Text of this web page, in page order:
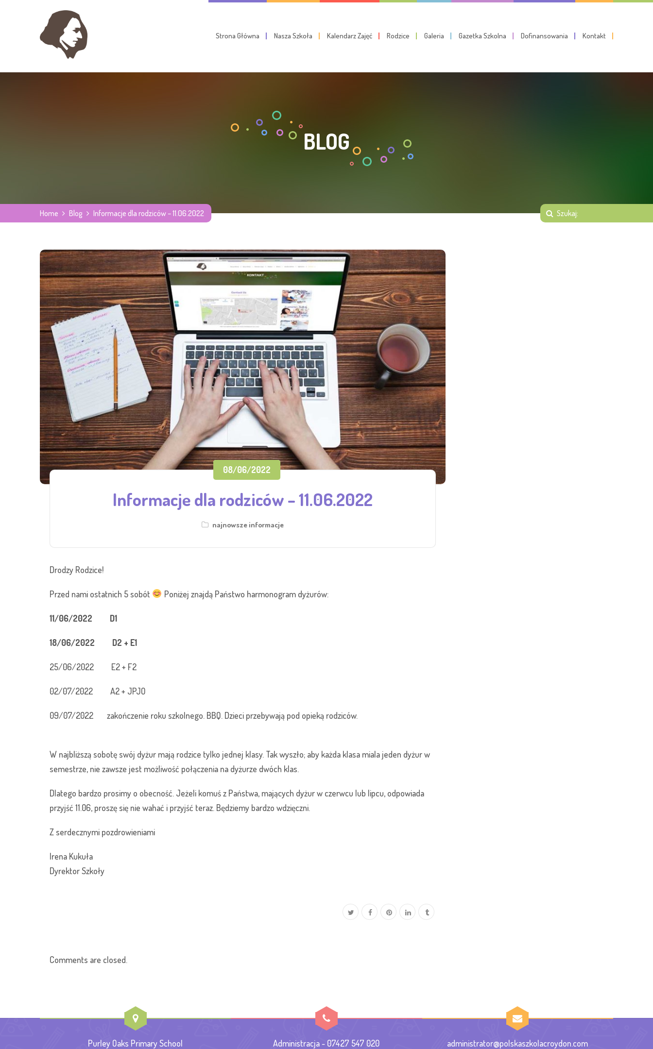
Strona Główna Nasza Szkoła Kalendarz Zajęć Rodzice Galeria Gazetka Szkolna Dofinansowania Kontakt
BLOG
Home Blog Informacje dla rodziców – 11.06.2022
08/06/2022
Informacje dla rodziców – 11.06.2022
najnowsze informacje
Drodzy Rodzice!
Przed nami ostatnich 5 sobót Poniżej znajdą Państwo harmonogram dyżurów:
11/06/2022 D1
18/06/2022 D2 + E1
25/06/2022 E2 + F2
02/07/2022 A2 + JPJO
09/07/2022 zakończenie roku szkolnego. BBQ. Dzieci przebywają pod opieką rodziców.
W najbliższą sobotę swój dyżur mają rodzice tylko jednej klasy. Tak wyszło; aby każda klasa miala jeden dyżur w
semestrze, nie zawsze jest możliwość połączenia na dyżurze dwóch klas.
Dlatego bardzo prosimy o obecność. Jeżeli komuś z Państwa, mających dyżur w czerwcu lub lipcu, odpowiada
przyjść 11.06, proszę się nie wahać i przyjść teraz. Będziemy bardzo wdzięczni.
Z serdecznymi pozdrowieniami
Irena Kukuła
Dyrektor Szkoły
Comments are closed.
Purley Oaks Primary School
Administracja - 07427 547 020
administrator@polskaszkolacroydon.com